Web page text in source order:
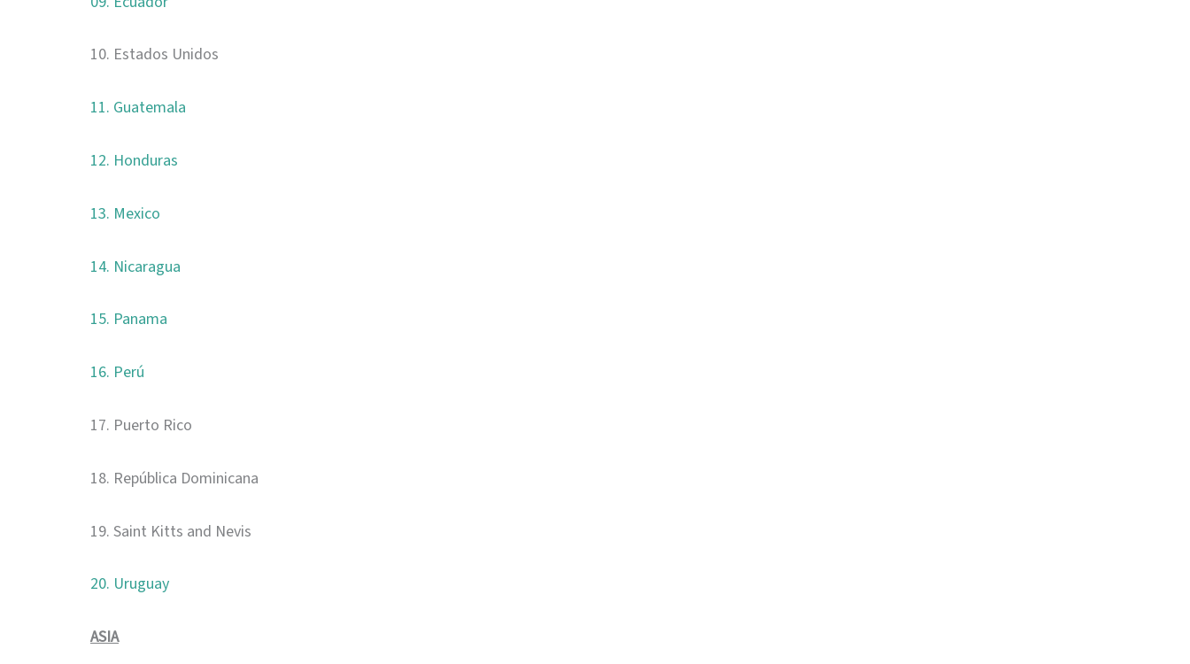
10. Estados Unidos
11. Guatemala
12. Honduras
13. Mexico
14. Nicaragua
15. Panama
16. Perú
17. Puerto Rico
18. República Dominicana
19. Saint Kitts and Nevis
20. Uruguay
ASIA